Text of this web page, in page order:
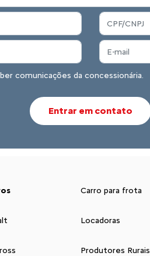
comunicações da concessionária.
Entrar em contato
Carro para frota
Locadoras
Produtores Rurais